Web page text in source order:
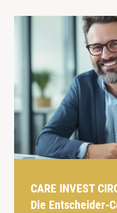
CARE INVEST
Die Entscheider-